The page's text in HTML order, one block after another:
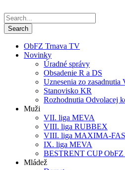
ObFZ Trnava TV
Novinky
Úradné správy
Obsadenie R a DS
Uznesenia zo zasadnutia
Stanovisko KR
Rozhodnutia Odvolacej
Muži
VII. liga MEVA
VIII. liga RUBBEX
VIII. liga MAXIMA-
IX. liga MEVA
BESTRENT CUP
Mládež